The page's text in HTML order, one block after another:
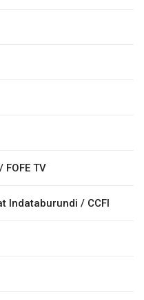
FOFE TV
Indataburundi / CCFI